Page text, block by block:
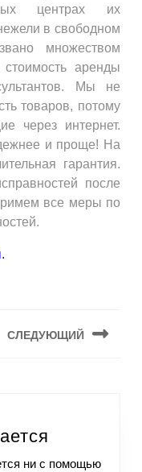
центрах их
в свободном
множеством
аренды
Мы не
товаров, потому
через интернет.
и проще! На
гарантия.
после
все меры по
СЛЕДУЮЩИЙ